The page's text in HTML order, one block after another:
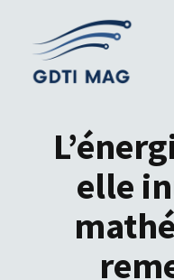
contenu
elle